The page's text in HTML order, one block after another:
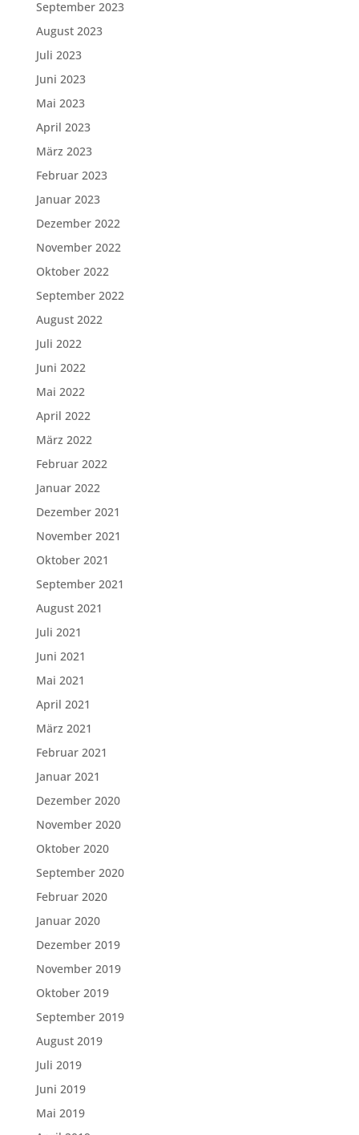
September 2023
August 2023
Juli 2023
Juni 2023
Mai 2023
April 2023
März 2023
Februar 2023
Januar 2023
Dezember 2022
November 2022
Oktober 2022
September 2022
August 2022
Juli 2022
Juni 2022
Mai 2022
April 2022
März 2022
Februar 2022
Januar 2022
Dezember 2021
November 2021
Oktober 2021
September 2021
August 2021
Juli 2021
Juni 2021
Mai 2021
April 2021
März 2021
Februar 2021
Januar 2021
Dezember 2020
November 2020
Oktober 2020
September 2020
Februar 2020
Januar 2020
Dezember 2019
November 2019
Oktober 2019
September 2019
August 2019
Juli 2019
Juni 2019
Mai 2019